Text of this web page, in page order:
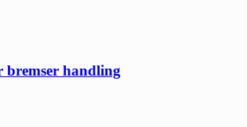
bremser handling